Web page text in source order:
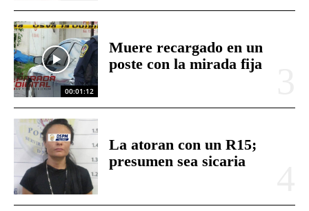
00:01:12
Muere recargado en un
poste con la mirada fija
La atoran con un R15;
presumen sea sicaria